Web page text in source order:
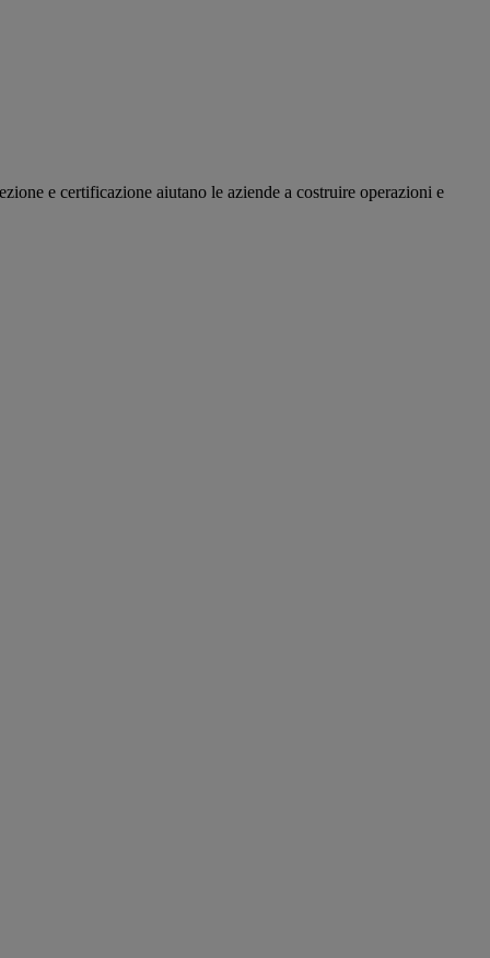
e certificazione aiutano le aziende a costruire operazioni e